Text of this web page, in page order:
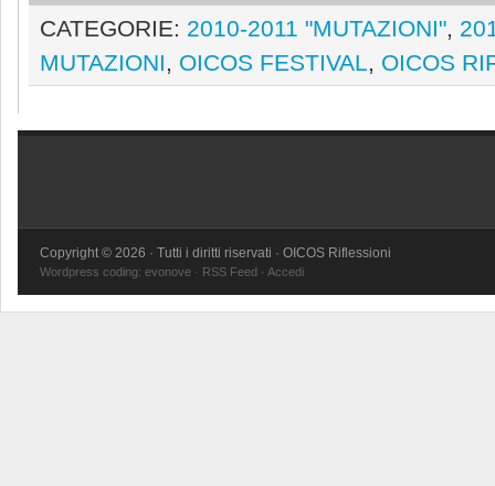
CATEGORIE: 2010-2011 "MUTAZIONI",
MUTAZIONI, OICOS FESTIVAL, OICOS
Copyright © 2026 · Tutti i diritti riservati · OICOS Riflessioni
Wordpress coding: evonove · RSS Feed · Accedi